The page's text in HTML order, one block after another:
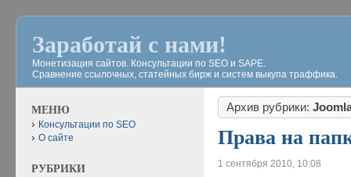
Заработай с нами!
Монетизация сайтов. Консультации по SEO и SAPE.
Сравнение ссылочных, статейных бирж и систем выкупа траффика.
Архив рубрики:
Права на
1 сентября 2010, 10:08
МЕНЮ
Консультации по SEO
О сайте
РУБРИКИ